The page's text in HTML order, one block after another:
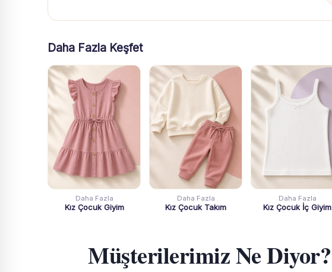
Daha Fazla Keşfet
Daha Fazla
Kız Çocuk Giyim
Daha Fazla
Kız Çocuk Takım
Daha Fazla
Kız Çocuk İç Giyim
Müşterilerimiz Ne Diyor?